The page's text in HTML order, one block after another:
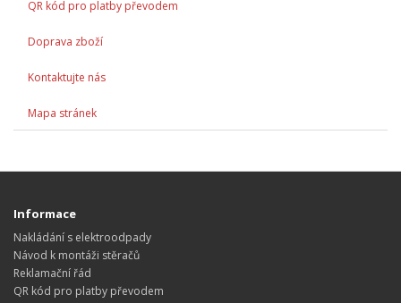
QR kód pro platby převodem
Doprava zboží
Kontaktujte nás
Mapa stránek
Informace
Nakládání s elektroodpady
Návod k montáži stěračů
Reklamační řád
QR kód pro platby převodem